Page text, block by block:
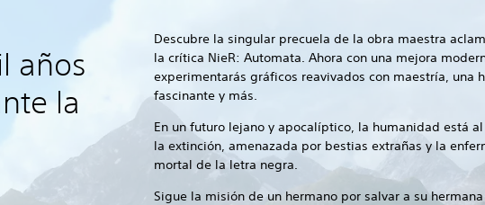
años
la
Descubre la singular precuela de la obra maestra
la crítica NieR: Automata. Ahora con una mejora
experimentarás gráficos reavivados con maestría, una
fascinante y más.
En un futuro lejano y apocalíptico, la humanidad está
la extinción, amenazada por bestias extrañas y la
mortal de la letra negra.
Sigue la misión de un hermano por salvar a su hermana